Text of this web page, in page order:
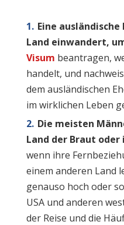
Eine
Land einwandert,
Visum beantragen,
handelt, und
dem ausländischen
im wirklichen Leben
Die meisten
Land der Braut
wenn ihre
einem anderen Land
genauso hoch oder
USA und anderen
der Reise und die